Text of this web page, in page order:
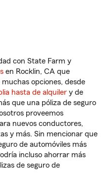
con State Farm y
en Rocklin, CA que
opciones, desde
hasta de alquiler y de
que una póliza de seguro
proveemos
nuevos conductores,
y más. Sin mencionar que
de automóviles más
incluso ahorrar más
de seguro de